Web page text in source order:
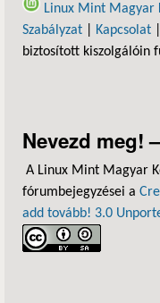
Linux Mint Magyar
Szabályzat
Kapcsolat
biztosított kiszolgálóin
Nevezd meg!
A Linux Mint Magyar
fórumbejegyzései a
add tovább! 3.0